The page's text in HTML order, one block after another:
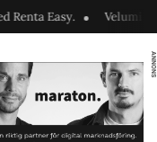
Easy. Velumi
ANNONS